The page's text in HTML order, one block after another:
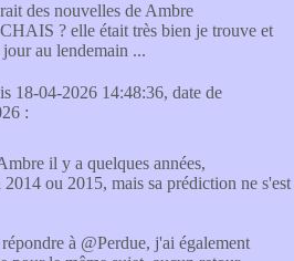
des nouvelles de Ambre
? elle était très bien je trouve et
au lendemain ...
18-04-2026 14:48:36, date de
:
il y a quelques années,
ou 2015, mais sa prédiction ne s'est
à @Perdue, j'ai également